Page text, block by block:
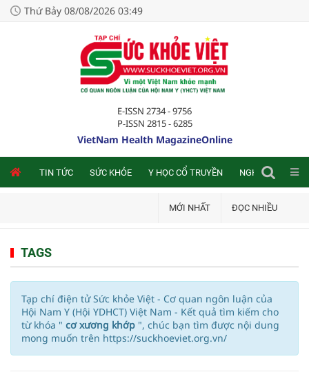
Thứ Bảy 08/08/2026 03:49
E-ISSN 2734 - 9756
P-ISSN 2815 - 6285
VietNam Health MagazineOnline
TIN TỨC SỨC KHỎE Y HỌC CỔ TRUYỀN NGHIÊN CỨU
MỚI NHẤT ĐỌC NHIỀU
TAGS
Tạp chí điện tử Sức khỏe Việt - Cơ quan ngôn luận của
Hội Nam Y (Hội YDHCT) Việt Nam - Kết quả tìm kiếm cho
từ khóa " cơ xương khớp ", chúc bạn tìm được nội dung
mong muốn trên https://suckhoeviet.org.vn/